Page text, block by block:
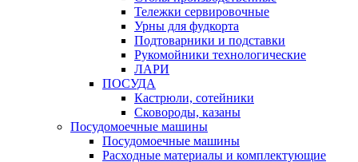
Тележки сервировочные
Урны для фудкорта
Подтоварники и подставки
Рукомойники технологические
ЛАРИ
ПОСУДА
Кастрюли, сотейники
Сковороды, казаны
Посудомоечные машины
Посудомоечные машины
Расходные материалы и комплектующие